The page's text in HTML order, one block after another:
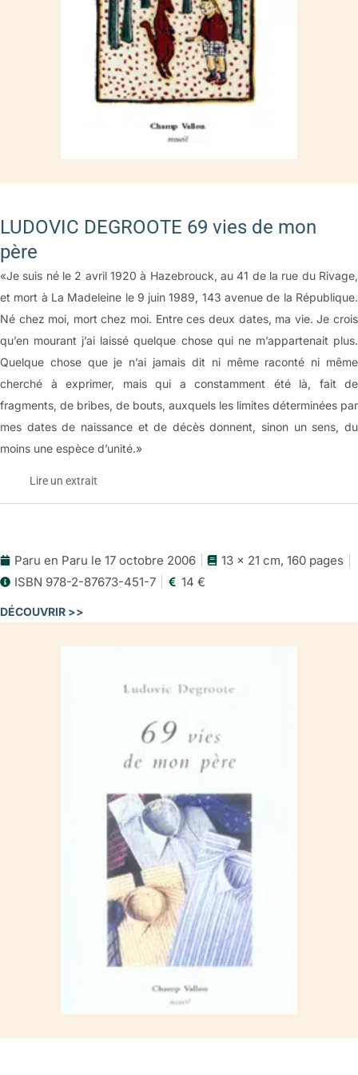
LUDOVIC DEGROOTE 69 vies de mon
père
«Je suis né le 2 avril 1920 à Hazebrouck, au 41 de la rue du Rivage,
et mort à La Madeleine le 9 juin 1989, 143 avenue de la République.
Né chez moi, mort chez moi. Entre ces deux dates, ma vie. Je crois
qu’en mourant j’ai laissé quelque chose qui ne m’appartenait plus.
Quelque chose que je n’ai jamais dit ni même raconté ni même
cherché à exprimer, mais qui a constamment été là, fait de
fragments, de bribes, de bouts, auxquels les limites déterminées par
mes dates de naissance et de décès donnent, sinon un sens, du
moins une espèce d’unité.»
Lire un extrait
L’extrait
Prologue
Je suis né le 2 avril 1920 à Hazebrouck, au 41 de la rue du
République. Né chez moi, mort chez moi. Entre ces deux dates,
m’appartenait plus. Quelque chose que je n’ai jamais dit ni même
raconté ni même cherché à exprimer, mais qui a constamment
déterminées par mes dates de naissance et de décès donnent,
sinon un sens, du moins une espèce d’unité. En mourant il me
semble avoir abandonné quelque chose qui ne m’appartenait
pas, dès le début, quelque chose qui au fond faisait que je
n’étais même pas le début, qu’il n’y avait pas de commencement
mais une simple inscription dont la complication provenait de ce
que je cherchais à lui fournir un sens et une unité. Un peu
comme lorsqu’on entre quelque part, on laisse son manteau au
pas ça qui donne du sens à la visite, ça en indique juste l’heure.
Paru en Paru le 17 octobre 2006
13 x 21 cm, 160 pages
ISBN 978-2-87673-451-7
14 €
DÉCOUVRIR >>